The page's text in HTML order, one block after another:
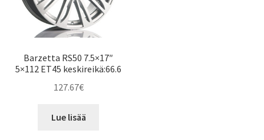
Barzetta RS50 7.5×17″
5×112 ET45 keskireikä:66.6
127.67€
Lue lisää